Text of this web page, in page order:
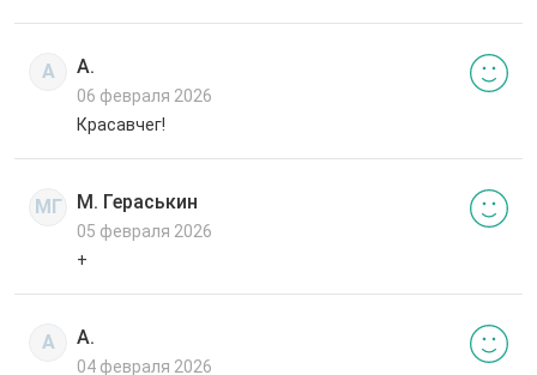
А А.
06 февраля 2026
Красавчег!
МГ М. Гераськин
05 февраля 2026
+
А А.
04 февраля 2026